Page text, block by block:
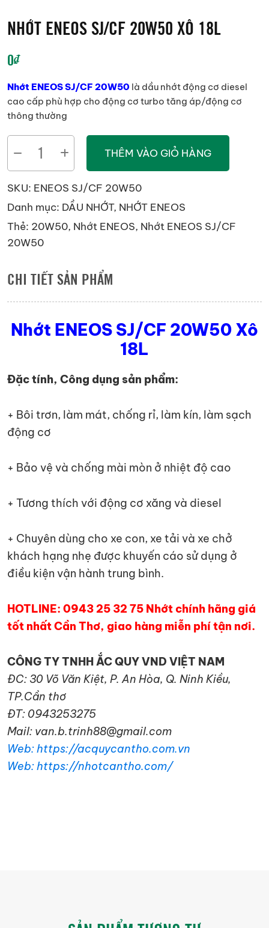
NHỚT ENEOS SJ/CF 20W50 XÔ 18L
0₫
Nhớt ENEOS SJ/CF 20W50 là dầu nhớt động cơ diesel
cao cấp phù hợp cho động cơ turbo tăng áp/động cơ
thông thường
ENEOS
20W50
Xô
18L
THÊM VÀO GIỎ HÀNG
SKU: ENEOS SJ/CF 20W50
Danh mục: DẦU NHỚT, NHỚT ENEOS
Thẻ: 20W50, Nhớt ENEOS, Nhớt ENEOS SJ/CF
20W50
CHI TIẾT SẢN PHẨM
Nhớt ENEOS SJ/CF 20W50 Xô
18L
Đặc tính, Công dụng sản phẩm:
+ Bôi trơn, làm mát, chống rỉ, làm kín, làm sạch
động cơ
+ Bảo vệ và chống mài mòn ở nhiệt độ cao
+ Tương thích với động cơ xăng và diesel
+ Chuyên dùng cho xe con, xe tải và xe chở
khách hạng nhẹ được khuyến cáo sử dụng ở
điều kiện vận hành trung bình.
HOTLINE: 0943 25 32 75 Nhớt chính hãng giá
tốt nhất Cần Thơ, giao hàng miễn phí tận nơi.
CÔNG TY TNHH ẮC QUY VND VIỆT NAM
ĐC: 30 Võ Văn Kiệt, P. An Hòa, Q. Ninh Kiều,
TP.Cần thơ
ĐT: 0943253275
Mail: van.b.trinh88@gmail.com
Web: https://acquycantho.com.vn
Web: https://nhotcantho.com/